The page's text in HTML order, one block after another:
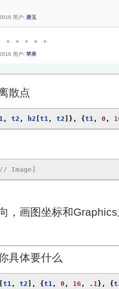
用户: 唐玉
。。。。。
用户: 苹果
散点
, t2 , h2 t1 , t2 ]}, { t1 , 0 ,
// Image]
，画图坐标和
具体要什么
t1 , t2 ], { t1 , 0 , 16 , . 1}, {